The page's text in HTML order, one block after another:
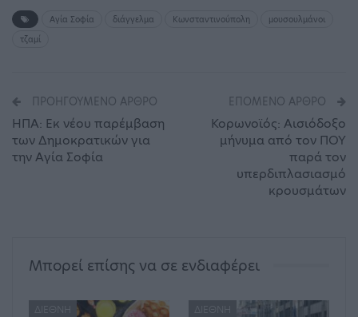
Αγία Σοφία διάγγελμα Κωνσταντινούπολη
μουσουλμάνοι
τζαμί
ΠΡΟΗΓΟΎΜΕΝΟ ΆΡΘΡΟ
ΗΠΑ: Εκ νέου παρέμβαση
των Δημοκρατικών για
την Αγία Σοφία
ΕΠΌΜΕΝΟ ΆΡΘΡΟ
Κορωνοϊός: Αισιόδοξο
μήνυμα από τον ΠΟΥ
παρά τον
υπερδιπλασιασμό
κρουσμάτων
Μπορεί επίσης να σε ενδιαφέρει
ΔΙΕΘΝΉ ΔΙΕΘΝΉ